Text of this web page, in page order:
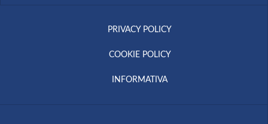
PRIVACY POLICY
COOKIE POLICY
INFORMATIVA